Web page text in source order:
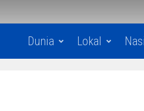
Dunia Lokal